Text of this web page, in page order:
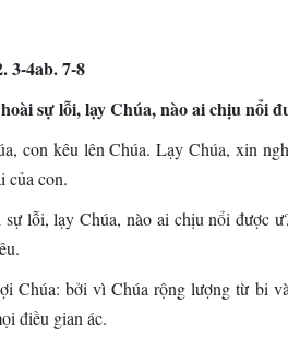
3-4ab. 7-8
sự lỗi, lạy Chúa, nào ai chịu nổi
con kêu lên Chúa. Lạy Chúa, xin
của con.
lỗi, lạy Chúa, nào ai chịu nổi được
Chúa: bởi vì Chúa rộng lượng từ bi
điều gian ác.